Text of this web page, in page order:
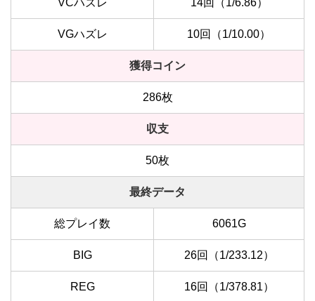
VGハズレ 10回（1/10.00）
獲得コイン
286枚
収支
50枚
最終データ
総プレイ数 6061G
BIG 26回（1/233.12）
REG 16回（1/378.81）